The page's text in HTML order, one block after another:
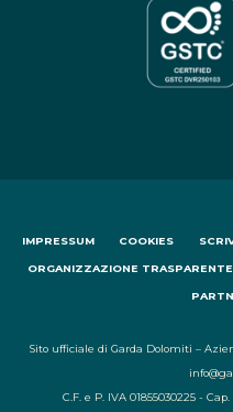
IMPRESSUM COOKIES
ORGANIZZAZIONE TRASPARENTE
Sito ufficiale di Garda Dolomiti –
C.F. e P. IVA 01855030225 -